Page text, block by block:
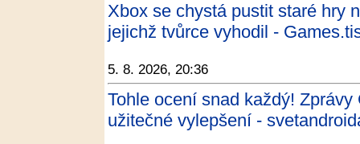
Xbox se chystá pustit staré hry
jejichž tvůrce vyhodil -
5. 8. 2026, 20:36
Tohle ocení snad každý!
užitečné vylepšení -